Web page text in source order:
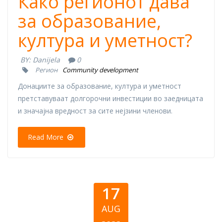
за образование,
култура и уметност?
BY: Danijela 0
Регион Community development
Донациите за образование, култура и уметност
претставуваат долгорочни инвестиции во заедницата
и значајна вредност за сите нејзини членови.
Read More
17
AUG